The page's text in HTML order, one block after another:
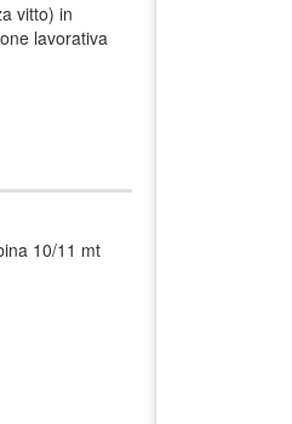
vitto) in
lavorativa
10/11 mt